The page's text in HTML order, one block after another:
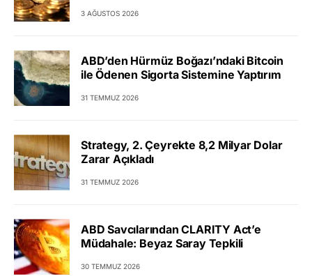
3 AĞUSTOS 2026
ABD’den Hürmüz Boğazı’ndaki Bitcoin
ile Ödenen Sigorta Sistemine Yaptırım
31 TEMMUZ 2026
Strategy, 2. Çeyrekte 8,2 Milyar Dolar
Zarar Açıkladı
31 TEMMUZ 2026
ABD Savcılarından CLARITY Act’e
Müdahale: Beyaz Saray Tepkili
30 TEMMUZ 2026